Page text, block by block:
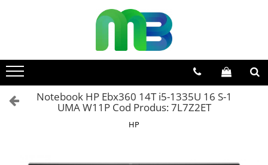
Articole din hartie
Agende si calendare
Hartie colorNotebook HP Ebx360 14T i5-1335U 16 S-1
UMA W11P Cod Produs: 7L7Z2ET
HP